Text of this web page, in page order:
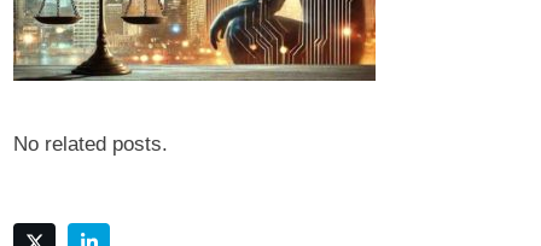
No related posts.